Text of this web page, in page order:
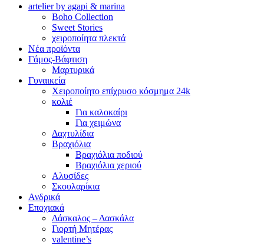
artelier by agapi & marina
Boho Collection
Sweet Stories
χειροποίητα πλεκτά
Νέα προϊόντα
Γάμος-Βάφτιση
Μαρτυρικά
Γυναικεία
Χειροποίητο επίχρυσο κόσμημα 24k
κολιέ
Για καλοκαίρι
Για χειμώνα
Δαχτυλίδια
Βραχιόλια
Βραχιόλια ποδιού
Βραχιόλια χεριού
Αλυσίδες
Σκουλαρίκια
Ανδρικά
Εποχιακά
Δάσκαλος – Δασκάλα
Γιορτή Μητέρας
valentine’s